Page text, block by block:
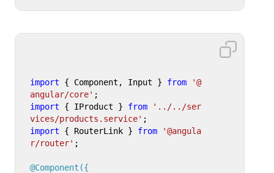
import { Component, Input } from
'@
angular/core'
import { IProduct } from
'../../ser
vices/products.service'
import { RouterLink } from
'@angula
r/router' ;
@Component({